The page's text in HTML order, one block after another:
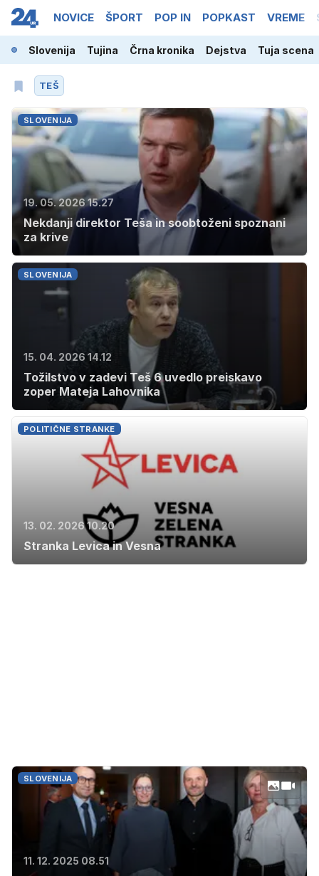
NOVICE ŠPORT POP IN POPKAST VREME
Slovenija Tujina Črna kronika Dejstva Tuja scena
TEŠ
SLOVENIJA
19. 05. 2026 15.27
Nekdanji direktor Teša in soobtoženi spoznani
za krive
SLOVENIJA
15. 04. 2026 14.12
Tožilstvo v zadevi Teš 6 uvedlo preiskavo
zoper Mateja Lahovnika
POLITIČNE STRANKE
13. 02. 2026 10.20
Stranka Levica in Vesna
SLOVENIJA
11. 12. 2025 08.51